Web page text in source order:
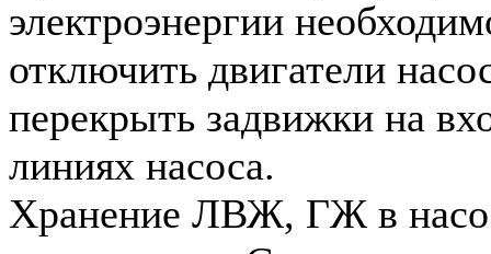
электроэнергии
отключить двигатели
перекрыть задвижки на
линиях насоса.
Хранение ЛВЖ, ГЖ в